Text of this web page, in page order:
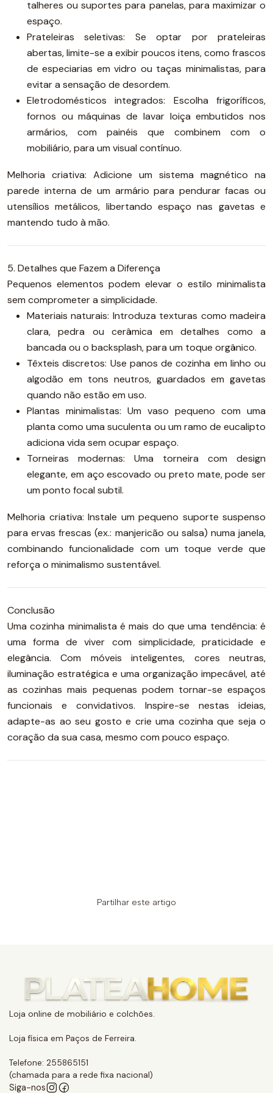
talheres ou suportes para panelas, para maximizar o
espaço.
Prateleiras seletivas: Se optar por prateleiras
abertas, limite-se a exibir poucos itens, como frascos
de especiarias em vidro ou taças minimalistas, para
evitar a sensação de desordem.
Eletrodomésticos integrados: Escolha frigoríficos,
fornos ou máquinas de lavar loiça embutidos nos
armários, com painéis que combinem com o
mobiliário, para um visual contínuo.
Melhoria criativa: Adicione um sistema magnético na
parede interna de um armário para pendurar facas ou
utensílios metálicos, libertando espaço nas gavetas e
mantendo tudo à mão.
5. Detalhes que Fazem a Diferença
Pequenos elementos podem elevar o estilo minimalista
sem comprometer a simplicidade.
Materiais naturais: Introduza texturas como madeira
clara, pedra ou cerâmica em detalhes como a
bancada ou o backsplash, para um toque orgânico.
Têxteis discretos: Use panos de cozinha em linho ou
algodão em tons neutros, guardados em gavetas
quando não estão em uso.
Plantas minimalistas: Um vaso pequeno com uma
planta como uma suculenta ou um ramo de eucalipto
adiciona vida sem ocupar espaço.
Torneiras modernas: Uma torneira com design
elegante, em aço escovado ou preto mate, pode ser
um ponto focal subtil.
Melhoria criativa: Instale um pequeno suporte suspenso
para ervas frescas (ex.: manjericão ou salsa) numa janela,
combinando funcionalidade com um toque verde que
reforça o minimalismo sustentável.
Conclusão
Uma cozinha minimalista é mais do que uma tendência: é
uma forma de viver com simplicidade, praticidade e
elegância. Com móveis inteligentes, cores neutras,
iluminação estratégica e uma organização impecável, até
as cozinhas mais pequenas podem tornar-se espaços
funcionais e convidativos. Inspire-se nestas ideias,
adapte-as ao seu gosto e crie uma cozinha que seja o
coração da sua casa, mesmo com pouco espaço.
Partilhar este artigo
Loja online de mobiliário e colchões.
Loja física em Paços de Ferreira.
Telefone: 255865151
(chamada para a rede fixa nacional)
Siga-nos